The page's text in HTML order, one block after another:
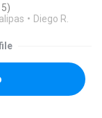
Diego R.